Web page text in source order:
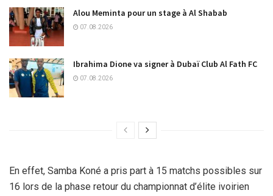
Alou Meminta pour un stage à Al Shabab
07.08.2026
Ibrahima Dione va signer à Dubaï Club Al Fath FC
07.08.2026
En effet, Samba Koné a pris part à 15 matchs possibles sur
16 lors de la phase retour du championnat d’élite ivoirien